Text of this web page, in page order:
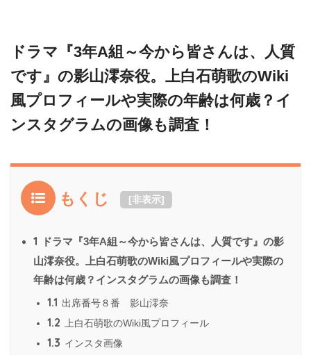
ドラマ『3年A組～今から皆さんは、人質
です』の影山澪奈役。上白石萌歌のWiki
風プロフィールや実際の年齢は何歳？イ
ンスタグラムの画像も調査！
もくじ [非表示]
1
ドラマ『3年A組～今から皆さんは、人質です』の影
山澪奈役。上白石萌歌のWiki風プロフィールや実際の
年齢は何歳？インスタグラムの画像も調査！
1.1 出席番号８番 影山澪奈
1.2 上白石萌歌のWiki風プロフィール
1.3 インスタ画像